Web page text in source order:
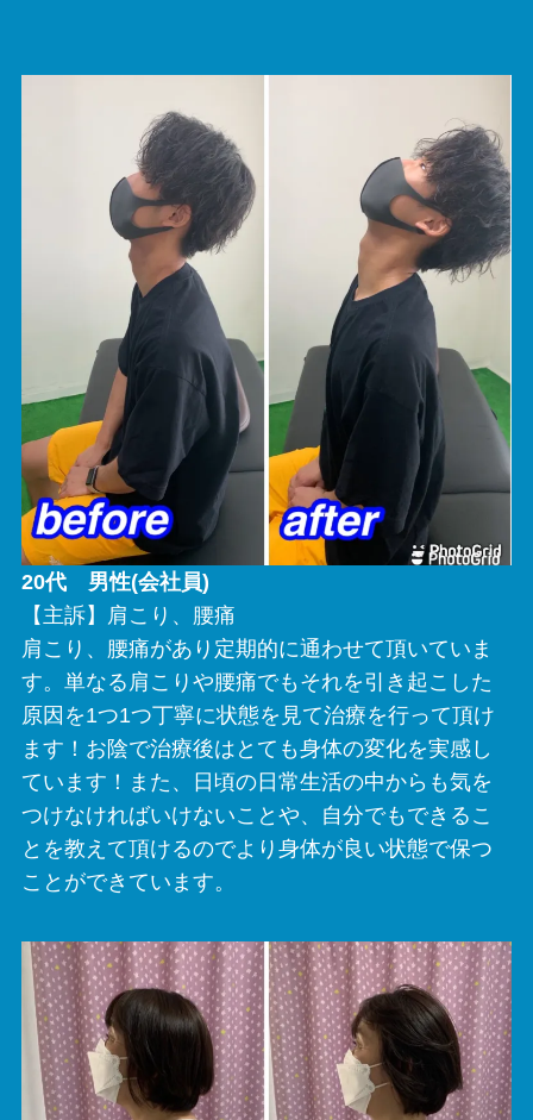
20代 男性(会社員)
【主訴】肩こり、腰痛
肩こり、腰痛があり定期的に通わせて頂いていま
す。単なる肩こりや腰痛でもそれを引き起こした
原因を1つ1つ丁寧に状態を見て治療を行って頂け
ます！お陰で治療後はとても身体の変化を実感し
ています！また、日頃の日常生活の中からも気を
つけなければいけないことや、自分でもできるこ
とを教えて頂けるのでより身体が良い状態で保つ
ことができています。